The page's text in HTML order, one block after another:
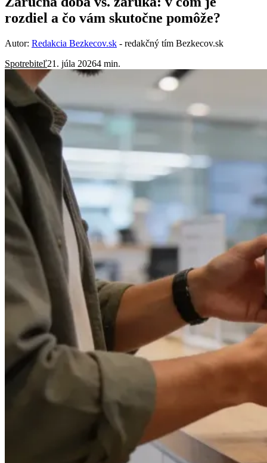
rozdiel a čo vám skutočne pomôže?
Autor: Redakcia Bezkecov.sk - redakčný tím Bezkecov.sk
Spotrebiteľ21. júla 20264 min.